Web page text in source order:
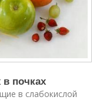
почках
в слабокислой